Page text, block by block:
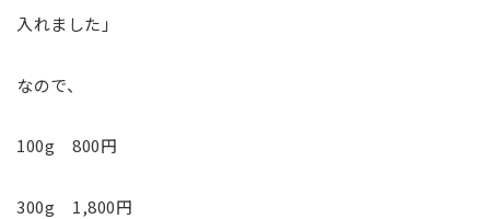
入れました」
なので、
100g 800円
300g 1,800円